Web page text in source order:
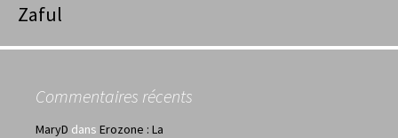
Zaful
Commentaires récents
MaryD dans Erozone : La